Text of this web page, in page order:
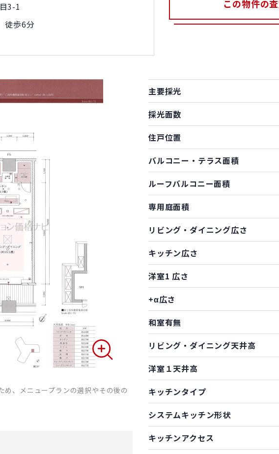
3-1
徒歩6分
この物件の
、メニュープランの選択やその後の
主要採光
採光面数
住戸位置
バルコニー・テラス面積
ルーフバルコニー面積
専用庭面積
リビング・ダイニング広さ
キッチン広さ
洋室1 広さ
+α広さ
和室有無
リビング・ダイニング天井高
洋室１天井高
キッチンタイプ
システムキッチン形状
キッチンアクセス